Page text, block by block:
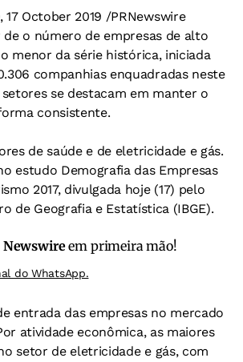
17 October 2019 /PRNewswire
o número de empresas de alto
menor da série histórica, iniciada
companhias enquadradas neste
se destacam em manter o
consistente.
de saúde e de eletricidade e gás.
estudo Demografia das Empresas
2017, divulgada hoje (17) pelo
de Geografia e Estatística (IBGE).
Newswireem primeira mão!
do WhatsApp.
entrada das empresas no mercado
atividade econômica, as maiores
setor de eletricidade e gás, com